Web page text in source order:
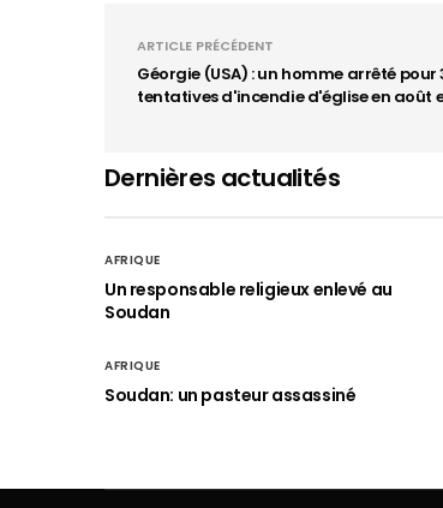
ARTICLE PRÉCÉDENT
Géorgie (USA) : un homme arrêté pour
tentatives d'incendie d'église en août
Dernières actualités
AFRIQUE
Un responsable religieux enlevé au
Soudan
AFRIQUE
Soudan: un pasteur assassiné